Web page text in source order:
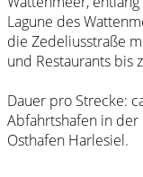
Lagune des
die Zedeliusstraße
und Restaurants bis
Dauer pro Strecke:
Abfahrtshafen in
Osthafen Harlesiel.